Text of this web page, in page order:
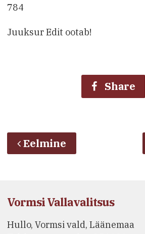
784
Juuksur Edit ootab!
Share
Eelmine
Vormsi Vallavalitsus
Hullo, Vormsi vald, Läänemaa